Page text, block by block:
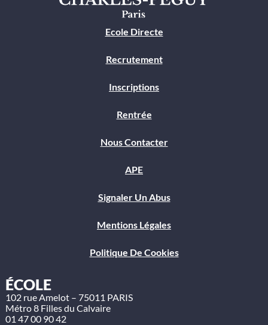
Ecole Directe
Recrutement
Inscriptions
Rentrée
Nous Contacter
APE
Signaler Un Abus
Mentions Légales
Politique De Cookies
ÉCOLE
102 rue Amelot – 75011 PARIS
Métro 8 Filles du Calvaire
01 47 00 90 42